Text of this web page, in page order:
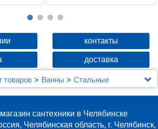
контакты
доставка
товаров Ванны
Стальные
60х50 (3,0) вып 3 1/2 MIXLINE
сантехники в Челябинске
Челябинская область, г. Челябинск,